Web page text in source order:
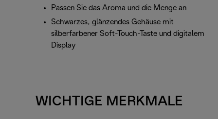
Passen Sie das Aroma und die Menge an
Schwarzes, glänzendes Gehäuse mit
silberfarbener Soft-Touch-Taste und digitalem
Display
WICHTIGE MERKMALE